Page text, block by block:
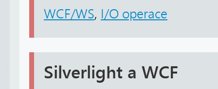
WCF/WS, I/O operace
Silverlight a WCF